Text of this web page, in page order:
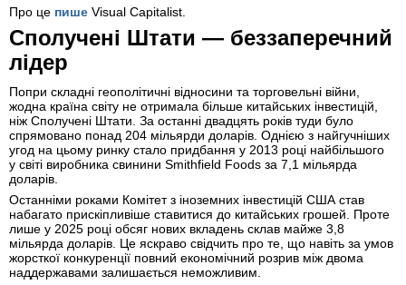
Про це пише Visual Capitalist.
Сполучені Штати — беззаперечний
лідер
Попри складні геополітичні відносини та торговельні війни,
жодна країна світу не отримала більше китайських інвестицій,
ніж Сполучені Штати. За останні двадцять років туди було
спрямовано понад 204 мільярди доларів. Однією з найгучніших
угод на цьому ринку стало придбання у 2013 році найбільшого
у світі виробника свинини Smithfield Foods за 7,1 мільярда
доларів.
Останніми роками Комітет з іноземних інвестицій США став
набагато прискіпливіше ставитися до китайських грошей. Проте
лише у 2025 році обсяг нових вкладень склав майже 3,8
мільярда доларів. Це яскраво свідчить про те, що навіть за умов
жорсткої конкуренції повний економічний розрив між двома
наддержавами залишається неможливим.